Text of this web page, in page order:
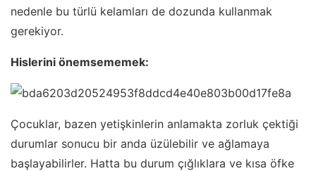
nedenle bu türlü kelamları de dozunda kullanmak
gerekiyor.
Hislerini önemsememek:
Çocuklar, bazen yetişkinlerin anlamakta zorluk çektiği
durumlar sonucu bir anda üzülebilir ve ağlamaya
başlayabilirler. Hatta bu durum çığlıklara ve kısa öfke